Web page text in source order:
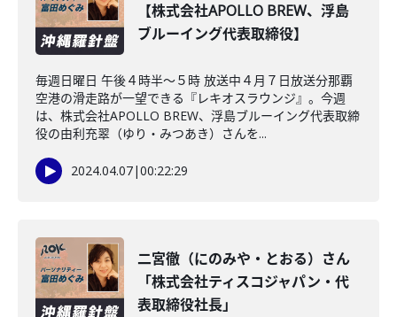
【株式会社APOLLO BREW、浮島
ブルーイング代表取締役】
毎週日曜日 午後４時半～５時 放送中４月７日放送分那覇
空港の滑走路が一望できる『レキオスラウンジ』。今週
は、株式会社APOLLO BREW、浮島ブルーイング代表取締
役の由利充翠（ゆり・みつあき）さんを...
2024.04.07|00:22:29
二宮徹（にのみや・とおる）さん
「株式会社ティスコジャパン・代
表取締役社長」